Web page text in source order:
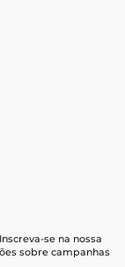
se na nossa
sobre campanhas